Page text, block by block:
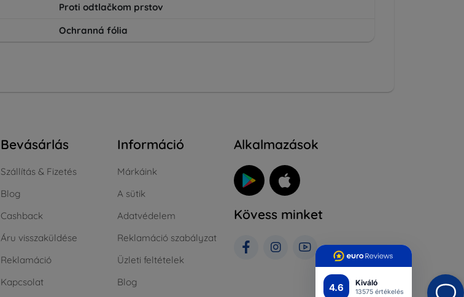
4.6 Kiváló
13575 értékelés
Proti odtlačkom prstov
Ochranná fólia
Bevásárlás
Szállítás & Fizetés
Blog
Cashback
Áru visszaküldése
Reklamáció
Kapcsolat
Információ
Márkáink
A sütik
Adatvédelem
Reklamáció szabályzat
Üzleti feltételek
Blog
Alkalmazások
Kövess minket